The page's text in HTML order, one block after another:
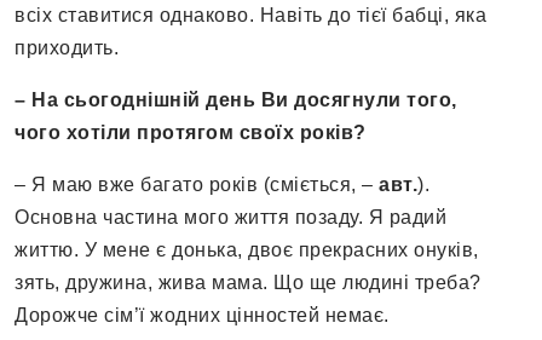
всіх ставитися однаково. Навіть до тієї бабці, яка
приходить.
– На сьогоднішній день Ви досягнули того,
чого хотіли протягом своїх років?
– Я маю вже багато років (сміється, – авт.).
Основна частина мого життя позаду. Я радий
життю. У мене є донька, двоє прекрасних онуків,
зять, дружина, жива мама. Що ще людині треба?
Дорожче сім’ї жодних цінностей немає.